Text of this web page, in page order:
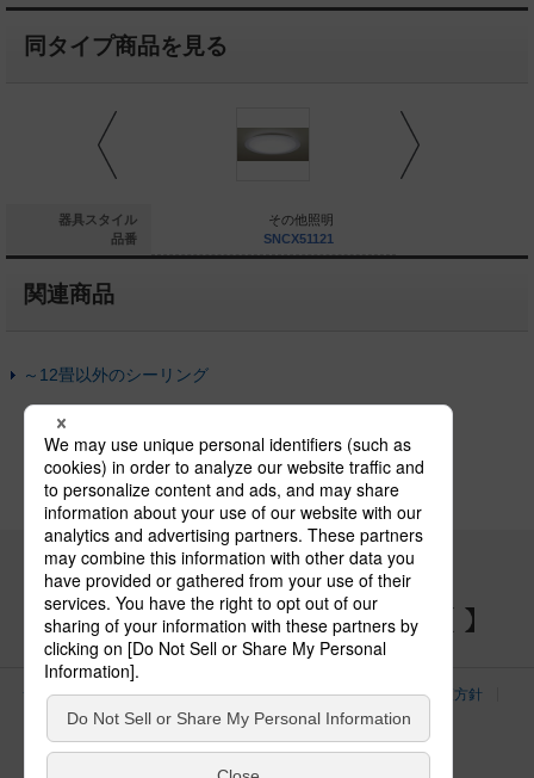
同タイプ商品を見る
器具スタイル
品番
その他照明
その他照明
SNCX51121
関連商品
～12畳以外のシーリング
パナソニックの電気設備 SNSアカウント
サイトのご利用にあたって クッキーポリシー
個人情報保護方針
パナソニック ホールディングス
Area/Country